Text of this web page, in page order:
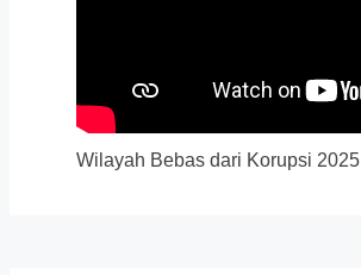
Wilayah Bebas dari Korupsi 2025